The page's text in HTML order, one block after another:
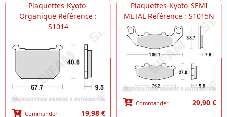
Plaquettes-Kyoto-
Organique Référence :
S1014
Commander 19,98 €
Plaquettes-Kyoto-SEMI
METAL Référence : S1015N
Commander 29,90 €